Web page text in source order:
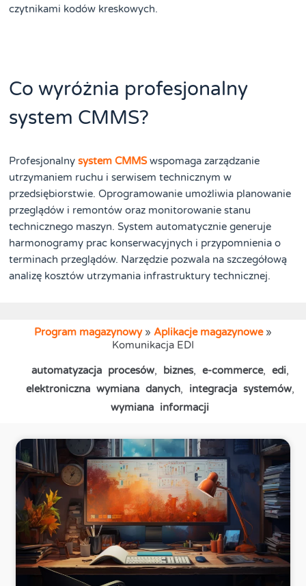
czytnikami kodów kreskowych.
Co wyróżnia profesjonalny
system CMMS?
Profesjonalnysystem CMMSwspomaga zarządzanie
utrzymaniem ruchu i serwisem technicznym w
przedsiębiorstwie. Oprogramowanie umożliwia planowanie
przeglądów i remontów oraz monitorowanie stanu
technicznego maszyn. System automatycznie generuje
harmonogramy prac konserwacyjnych i przypomnienia o
terminach przeglądów. Narzędzie pozwala na szczegółową
analizę kosztów utrzymania infrastruktury technicznej.
Program magazynowy» Aplikacje magazynowe»
Komunikacja EDI
automatyzacja procesów, biznes, e-commerce, edi,
elektroniczna wymiana danych, integracja systemów,
wymiana informacji